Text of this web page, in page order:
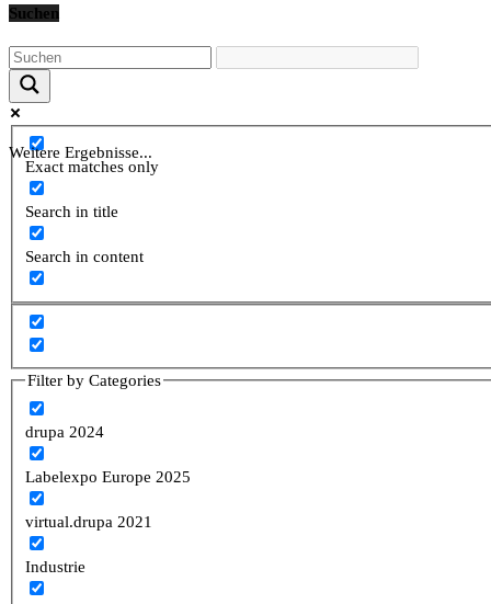
Suchen
Weitere Ergebnisse...
Exact matches only
Search in title
Search in content
Filter by Categories
drupa 2024
Labelexpo Europe 2025
virtual.drupa 2021
Industrie